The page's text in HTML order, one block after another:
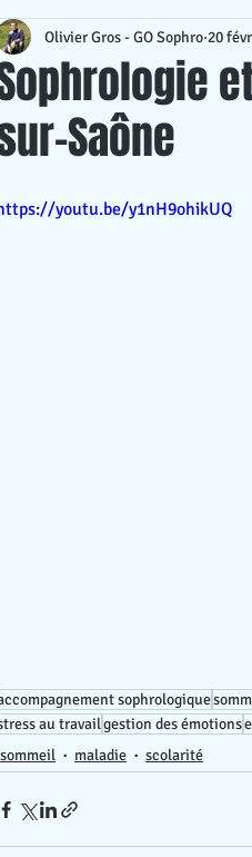
Stress et examen
stress Santé mentale
Saône
Olivier Gros - GO Sophro 20
youtu.be/y1nH9ohikUQ
sophrologique
au travailgestion des émotions
sommeil
maladie scolarité